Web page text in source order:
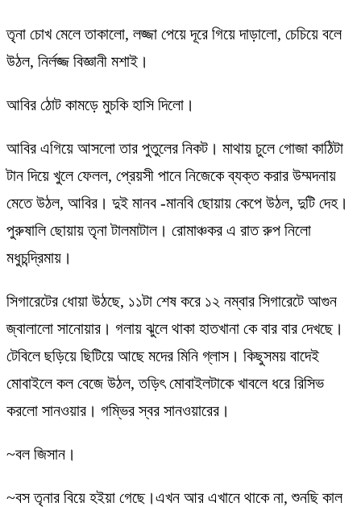
তৃনা চোখ মেলে তাকালো, লজ্জা পেয়ে দূরে গিয়ে দাড়ালো, চেচিয়ে বলে
উঠল, নির্লজ্জ বিজ্ঞানী মশাই।
আবির ঠোট কামড়ে মুচকি হাসি দিলো।
আবির এগিয়ে আসলো তার পুতুলের নিকট। মাথায় চুলে গোজা কাঠিটা
টান দিয়ে খুলে ফেলল, প্রেয়সী পানে নিজেকে ব্যক্ত করার উম্মদনায়
মেতে উঠল, আবির। দুই মানব -মানবি ছোয়ায় কেপে উঠল, দুটি দেহ।
পুরুষালি ছোয়ায় তৃনা টালমাটাল। রোমাঞ্চকর এ রাত রুপ নিলো
মধুচন্দ্রিমায়।
সিগারেটের ধোয়া উঠছে, ১১টা শেষ করে ১২ নম্বার সিগারেটে আগুন
জ্বালালো সানোয়ার। গলায় ঝুলে থাকা হাতখানা কে বার বার দেখছে।
টেবিলে ছড়িয়ে ছিটিয়ে আছে মদের মিনি গ্লাস। কিছুসময় বাদেই
মোবাইলে কল বেজে উঠল, তড়িৎ মোবাইলটাকে খাবলে ধরে রিসিভ
করলো সানওয়ার। গম্ভির স্বর সানওয়ারের।
~বল জিসান।
~বস তৃনার বিয়ে হইয়া গেছে।এখন আর এখানে থাকে না, শুনছি কাল